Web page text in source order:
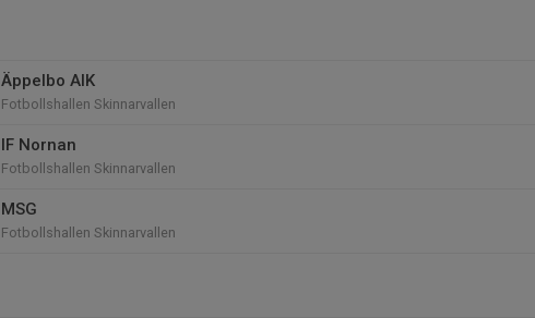
Äppelbo AIK
Fotbollshallen Skinnarvallen
IF Nornan
Fotbollshallen Skinnarvallen
MSG
Fotbollshallen Skinnarvallen